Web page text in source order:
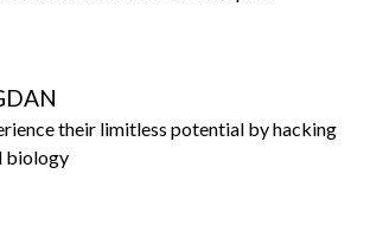
their limitless potential by hacking
biology